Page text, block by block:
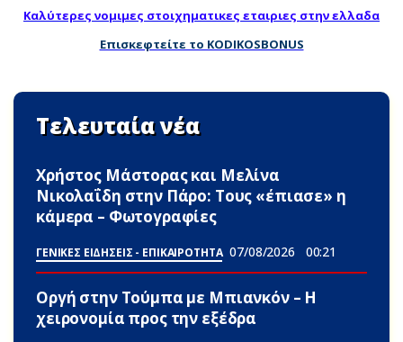
Καλύτερες νομιμες στοιχηματικες εταιριες στην ελλαδα
Επισκεφτείτε το KODIKOSBONUS
Τελευταία νέα
Χρήστος Μάστορας και Μελίνα
Νικολαΐδη στην Πάρο: Τους «έπιασε» η
κάμερα – Φωτογραφίες
ΓΕΝΙΚΕΣ ΕΙΔΗΣΕΙΣ - ΕΠΙΚΑΙΡΟΤΗΤΑ 07/08/2026 00:21
Οργή στην Τούμπα με Μπιανκόν – Η
χειρονομία προς την εξέδρα